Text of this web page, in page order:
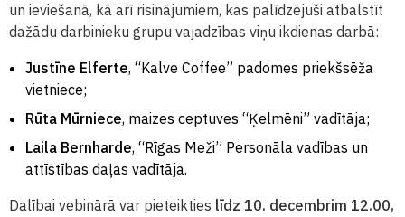
un ieviešanā, kā arī risinājumiem, kas palīdzējuši atbalstīt
dažādu darbinieku grupu vajadzības viņu ikdienas darbā:
Justīne Elferte, “Kalve Coffee” padomes priekšsēža
vietniece;
Rūta Mūrniece, maizes ceptuves “Ķelmēni” vadītāja;
Laila Bernharde, “Rīgas Meži” Personāla vadības un
attīstības daļas vadītāja.
Dalībai vebinārā var pieteikties līdz 10. decembrim 12.00,